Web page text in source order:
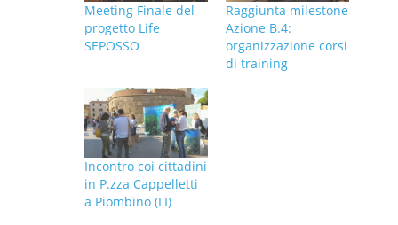
Meeting Finale del
progetto Life
SEPOSSO
Raggiunta milestone
Azione B.4:
organizzazione corsi
di training
Incontro coi cittadini
in P.zza Cappelletti
a Piombino (LI)